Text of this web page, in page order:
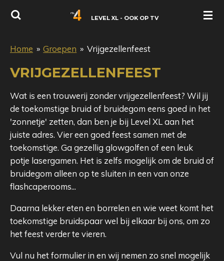
Ga
de
LEVEL XL - OOK OP TV
Home » Groepen » Vrijgezellenfeest
VRIJGEZELLENFEEST
Wat is een trouwerij zonder vrijgezellenfeest? Wil jij
de toekomstige bruid of bruidegom eens goed in het
'zonnetje' zetten, dan ben je bij Level XL aan het
juiste adres. Vier een goed feest samen met de
toekomstige. Ga gezellig glowgolfen of een leuk
potje lasergamen. Het is zelfs mogelijk om de bruid of
bruidegom alleen op te sluiten in een van onze
flashcaperooms...
Daarna lekker eten en borrelen en wie weet komt het
toekomstige bruidspaar wel bij elkaar bij ons, om zo
het feest verder te vieren.
Vul nu het formulier in en wij nemen zo snel mogelijk